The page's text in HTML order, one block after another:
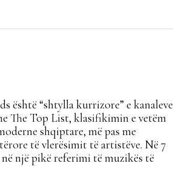
është “shtylla kurrizore” e kanaleve
The Top List, klasifikimin e vetëm
shqiptare, më pas me
të vlerësimit të artistëve. Në 7
një pikë referimi të muzikës të